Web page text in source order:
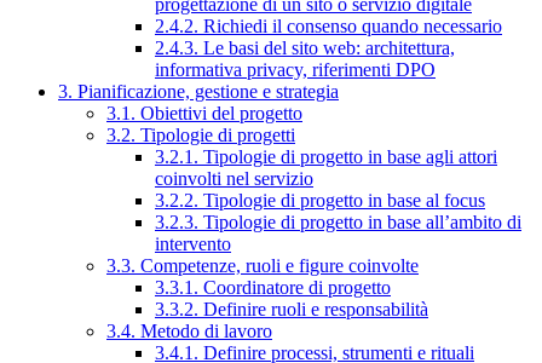
progettazione di un sito o servizio digitale
2.4.2. Richiedi il consenso quando necessario
2.4.3. Le basi del sito web: architettura,
informativa privacy, riferimenti DPO
3. Pianificazione, gestione e strategia
3.1. Obiettivi del progetto
3.2. Tipologie di progetti
3.2.1. Tipologie di progetto in base agli attori
coinvolti nel servizio
3.2.2. Tipologie di progetto in base al focus
3.2.3. Tipologie di progetto in base all’ambito di
intervento
3.3. Competenze, ruoli e figure coinvolte
3.3.1. Coordinatore di progetto
3.3.2. Definire ruoli e responsabilità
3.4. Metodo di lavoro
3.4.1. Definire processi, strumenti e rituali